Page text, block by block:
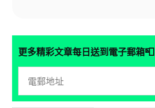
更多精彩文章每日送到電子郵箱📮